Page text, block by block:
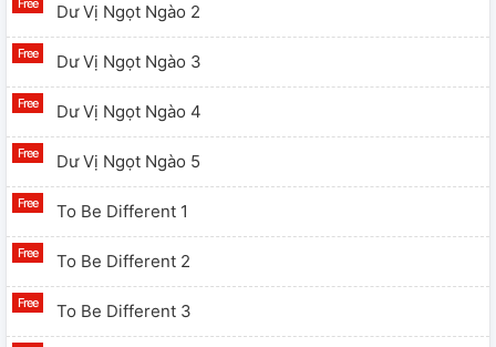
Dư Vị Ngọt Ngào 2
Dư Vị Ngọt Ngào 3
Dư Vị Ngọt Ngào 4
Dư Vị Ngọt Ngào 5
To Be Different 1
To Be Different 2
To Be Different 3